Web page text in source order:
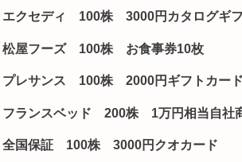
エクセディ 100株 3000円カタログギ
松屋フーズ 100株 お食事券10枚
プレサンス 100株 2000円ギフトカード
フランスベッド 200株 1万円相当自社
全国保証 100株 3000円クオカード